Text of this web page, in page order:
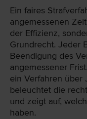
Ein faires
angemessenen
der Effizienz,
Grundrecht. Jeder
Beendigung des
angemessener
ein Verfahren über
beleuchtet die
und zeigt auf,
haben.